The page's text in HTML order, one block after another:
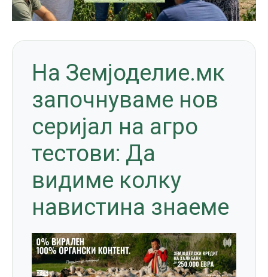
На Земјоделие.мк
започнуваме нов
серијал на агро
тестови: Да
видиме колку
навистина знаеме